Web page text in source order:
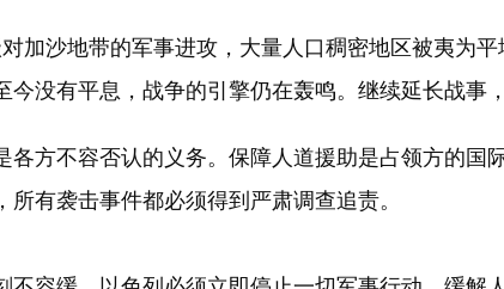
沙地带的军事进攻，大量人口稠密地区被夷为平
没有平息，战争的引擎仍在轰鸣。继续延长战事
不容否认的义务。保障人道援助是占领方的国
有袭击事件都必须得到严肃调查追责。